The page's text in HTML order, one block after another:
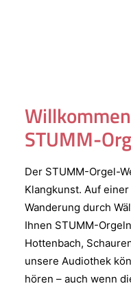
STUMM-
Der STUMM-Orgel-
Klangkunst. Auf
Wanderung durch
Ihnen STUMM-
Hottenbach,
unsere Audiothek
hören – auch wenn